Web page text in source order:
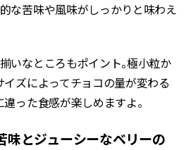
な苦味や風味がしっかりと味わえ
いなところもポイント。極小粒か
イズによってチョコの量が変わる
った食感が楽しめますよ。
とジューシーなベリーの